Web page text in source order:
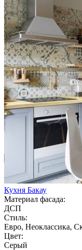
Кухня Бакау
Материал фасада:
ДСП
Стиль:
Евро, Неоклассика,
Цвет:
Серый